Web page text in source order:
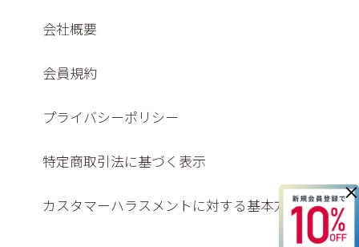
×
会社概要
会員規約
プライバシーポリシー
特定商取引法に基づく表示
カスタマーハラスメントに対する基本方針